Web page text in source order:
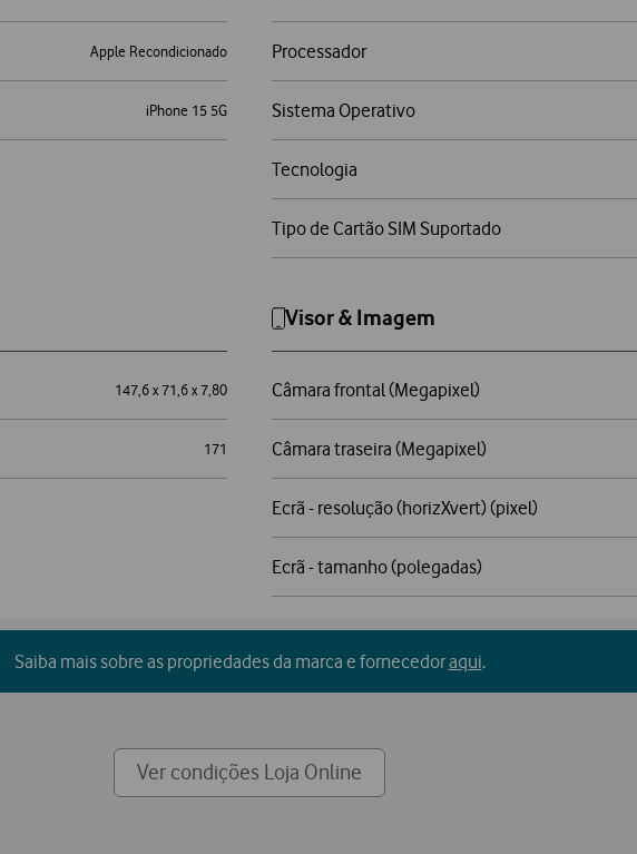
Apple Recondicionado
iPhone 15 5G
Processador
Sistema Operativo
Tecnologia
Tipo de Cartão SIM Suportado
147,6 x 71,6 x 7,80
171
Visor & Imagem
Câmara frontal (Megapixel)
Câmara traseira (Megapixel)
Ecrã - resolução (horizXvert) (pixel)
Ecrã - tamanho (polegadas)
Saiba mais sobre as propriedades da marca e fornecedoraqui.
Ver condições Loja Online